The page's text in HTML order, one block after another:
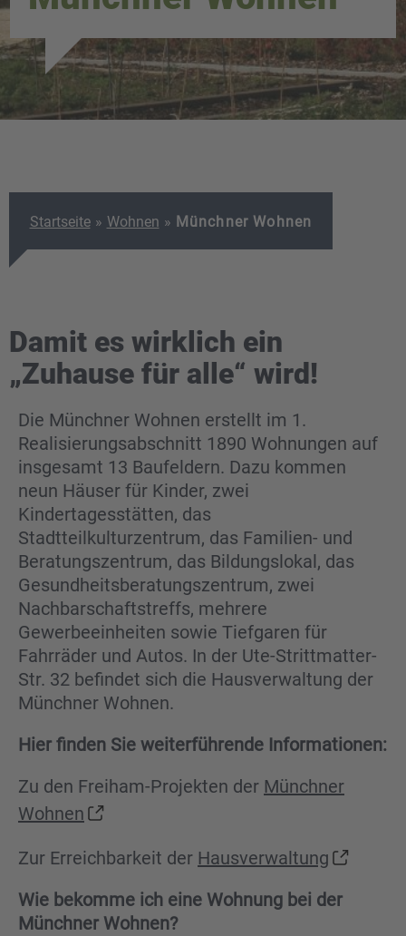
Startseite » Wohnen » Münchner Wohnen
Damit es wirklich ein
„Zuhause für alle“ wird!
Die Münchner Wohnen erstellt im 1.
Realisierungsabschnitt 1890 Wohnungen auf
insgesamt 13 Baufeldern. Dazu kommen
neun Häuser für Kinder, zwei
Kindertagesstätten, das
Stadtteilkulturzentrum, das Familien- und
Beratungszentrum, das Bildungslokal, das
Gesundheitsberatungszentrum, zwei
Nachbarschaftstreffs, mehrere
Gewerbeeinheiten sowie Tiefgaren für
Fahrräder und Autos. In der Ute-Strittmatter-
Str. 32 befindet sich die Hausverwaltung der
Münchner Wohnen.
Hier finden Sie weiterführende Informationen:
Zu den Freiham-Projekten der Münchner
Wohnen
Zur Erreichbarkeit der Hausverwaltung
Wie bekomme ich eine Wohnung bei der
Münchner Wohnen?